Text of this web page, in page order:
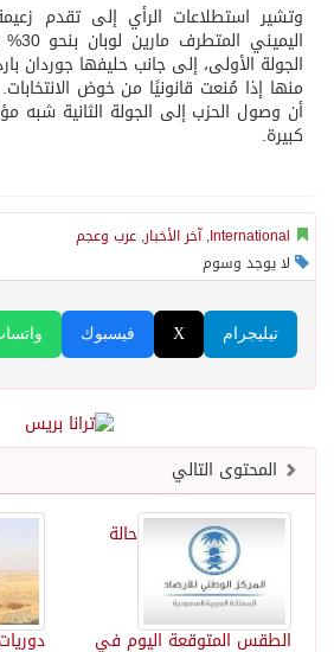
وتشير استطلاعات الرأي إلى تقدم
الجولة الأولى، إلى جانب حليفها جوردان
منها إذا مُنعت قانونيًا من خوض
أن وصول الحزب إلى الجولة الثانية شبه
كبيرة.
International
,آخر الأخبار, عرب وعجم
لا يوجد وسوم
فيسبوك X تيليجرام
المحتوى التالي
حالة
الطقس المتوقعة اليوم في